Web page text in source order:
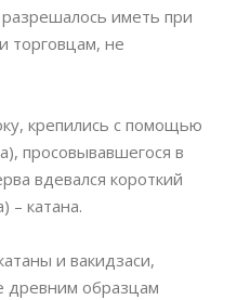
иметь при
торговцам, не
крепились с помощью
просовывавшегося в
вдевался короткий
– катана.
и вакидзаси,
древним образцам